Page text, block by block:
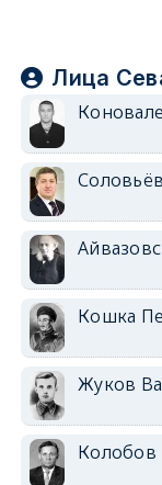
Лица
Кошка
Жуков
Колобов